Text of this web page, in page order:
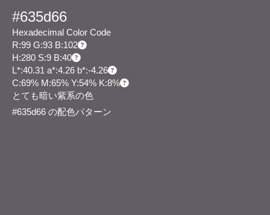
#635d66
Hexadecimal Color Code
R:99 G:93 B:102
H:280 S:9 B:40
L*:40.31 a*:4.26 b*:-4.26
C:69% M:65% Y:54% K:8%
とても暗い紫系の色
#635d66 の配色パターン